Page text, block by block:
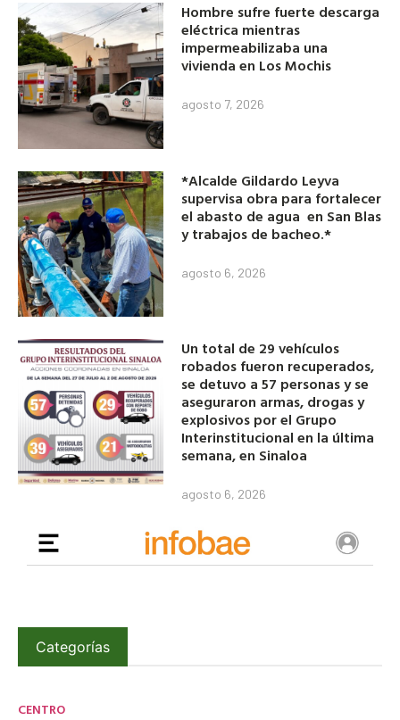
Hombre sufre fuerte descarga
eléctrica mientras
impermeabilizaba una
vivienda en Los Mochis
agosto 7, 2026
*Alcalde Gildardo Leyva
supervisa obra para fortalecer
el abasto de agua en San Blas
y trabajos de bacheo.*
agosto 6, 2026
Un total de 29 vehículos
robados fueron recuperados,
se detuvo a 57 personas y se
aseguraron armas, drogas y
explosivos por el Grupo
Interinstitucional en la última
semana, en Sinaloa
agosto 6, 2026
Categorías
CENTRO